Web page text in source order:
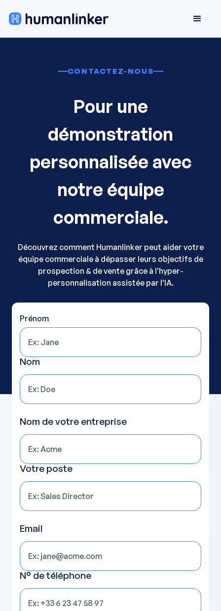
CONTACTEZ-NOUS
Pour une
démonstration
personnalisée avec
notre équipe
commerciale.
Découvrez comment Humanlinker peut aider votre
équipe commerciale à dépasser leurs objectifs de
prospection & de vente grâce à l'hyper-
personnalisation assistée par l'IA.
Prénom
Nom
Nom de votre entreprise
Votre poste
Email
N° de téléphone